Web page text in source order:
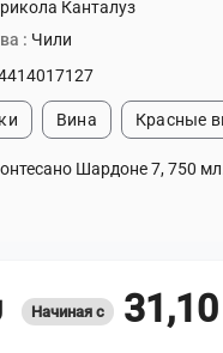
Канталуз
: Чили
Вина Красные
Шардоне 7, 750
Начиная с 31,10 ₪